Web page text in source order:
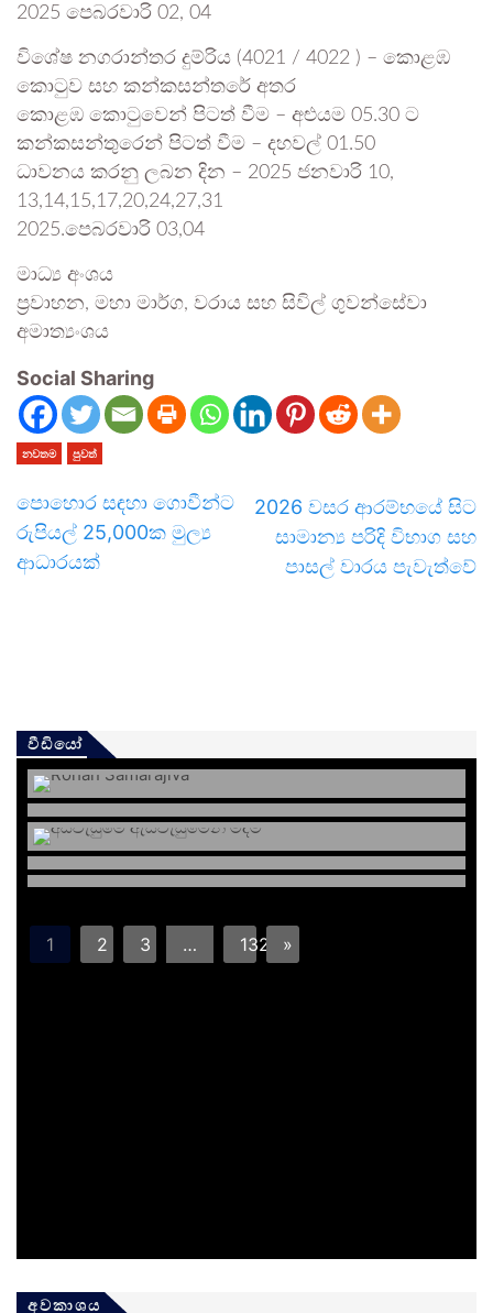
2025 පෙබරවාරි 02, 04
විශේෂ නගරාන්තර දුම්රිය (4021 / 4022 ) – කොළඹ
කොටුව සහ කන්කසන්තරේ අතර
කොළඹ කොටුවෙන් පිටත් වීම – අළුයම 05.30 ට
කන්කසන්තුරෙන් පිටත් වීම – දහවල් 01.50
ධාවනය කරනු ලබන දින – 2025 ජනවාරි 10,
13,14,15,17,20,24,27,31
2025.පෙබරවාරි 03,04
මාධ්‍ය අංශය
ප්‍රවාහන, මහා මාර්ග, වරාය සහ සිවිල් ගුවන්සේවා
අමාත්‍යංශය
Social Sharing
නවතම පුවත්
පොහොර සඳහා ගොවීන්ට
රුපියල් 25,000ක මුල්‍ය
ආධාරයක්
2026 වසර ආරම්භයේ සිට
සාමාන්‍ය පරිදි විභාග සහ
පාසල් වාරය පැවැත්වේ
වීඩියෝ
1 2 3 … 132 »
අවකාශය